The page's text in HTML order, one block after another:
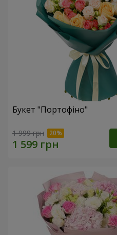
Букет "Портофіно"
1 999 грн